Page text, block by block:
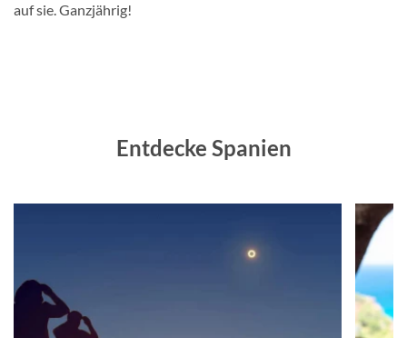
auf sie. Ganzjährig!
Entdecke Spanien